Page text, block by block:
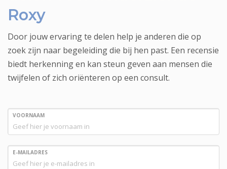
Roxy
Door jouw ervaring te delen help je anderen die op
zoek zijn naar begeleiding die bij hen past. Een recensie
biedt herkenning en kan steun geven aan mensen die
twijfelen of zich oriënteren op een consult.
VOORNAAM
E-MAILADRES